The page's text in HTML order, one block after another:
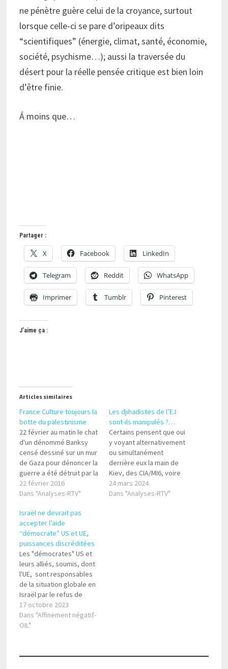
ne pénètre guère celui de la croyance, surtout
lorsque celle-ci se pare d’oripeaux dits
“scientifiques” (énergie, climat, santé, économie,
société, psychisme…); aussi la traversée du
désert pour la réelle pensée critique est bien loin
d’être finie.
Á moins que…
Partager :
X Facebook LinkedIn
Telegram Reddit WhatsApp
Imprimer Tumblr Pinterest
J’aime ça :
Articles similaires
France Culture toujours la
botte du palestinisme
22 février au matin le chat
d'un dénommé Banksy
censé dessiné sur un mur
de Gaza pour dénoncer la
guerre a été détruit par la
pelleteuse au lieu d'être
préservé afin de
auquel il était adossé.
Bien sûr Israël a été
implicitement attaqué
puisque s'il n'est pas…
22 février 2016
Dans "Analyses-RTV"
Les djihadistes de l’E.I
sont-ils manipulés ?…
Certains pensent que oui
y voyant alternativement
ou simultanément
derrière eux la main de
Kiev, des CIA/MI6, voire
même d'Israël (le biceps
de Macron semble être
24 mars 2024
Dans "Analyses-RTV"
Israël ne devrait pas
accepter l’aide
“démocrate” US et UE,
puissances discréditées
Les "démocrates" US et
leurs alliés, soumis, dont
l'UE, sont responsables
de la situation globale en
Israël par le refus de
continuer l'action de
Trump, lorsqu'il déplaça
l'ambassade US à
responsables
17 octobre 2023
Dans "Affinement négatif-
OIL"